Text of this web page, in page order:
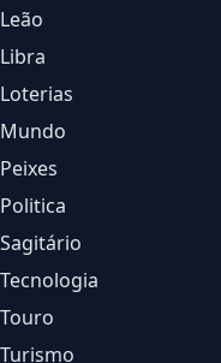
Leão
Libra
Loterias
Mundo
Peixes
Politica
Sagitário
Tecnologia
Touro
Turismo